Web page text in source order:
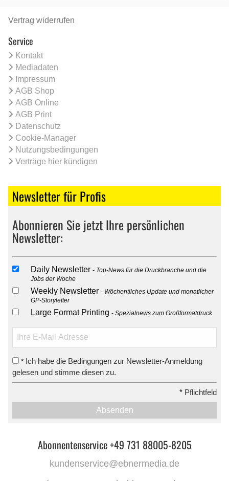
Vertrag widerrufen
Service
Kontakt
Mediadaten
Impressum
AGB Shop
AGB Online
AGB Print
Datenschutz
Cookie-Manager
Nutzungsbedingungen
Verträge hier kündigen
Newsletter für Profis
Abonnieren Sie jetzt Ihre persönlichen
Newsletter:
Daily Newsletter
Top-News für die Druckbranche und die
Jobs der Woche
Weekly Newsletter
Wöchentliches Update und monatlicher
GP-Storyletter
Large Format Printing Spezialnews zum Großformatdruck
* Ich habe die Bedingungen zur Newsletter-Anmeldung
gelesen und stimme diesen zu.
* Pflichtfeld
Absenden
Abonnentenservice +49 731 88005-8205
kundenservice@ebnermedia.de